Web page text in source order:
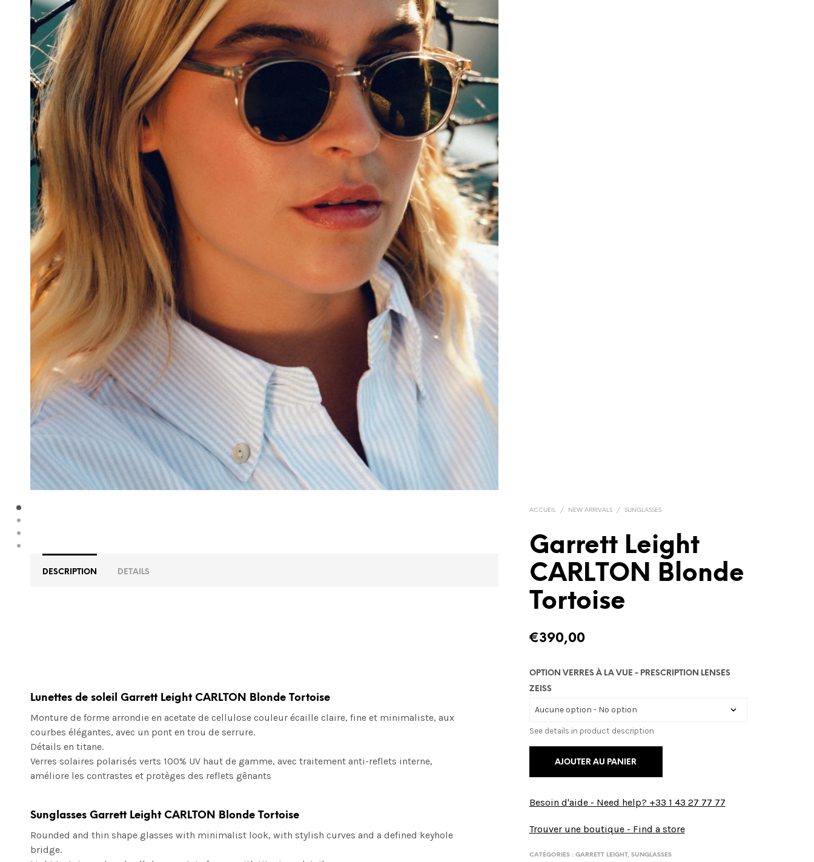
ACCUEIL / NEW ARRIVALS / SUNGLASSES
Garrett Leight
CARLTON Blonde
Tortoise
€390,00
OPTION VERRES À LA VUE - PRESCRIPTION LENSES
ZEISS
See details in product description
AJOUTER AU PANIER
Besoin d'aide - Need help? +33 1 43 27 77 77
Trouver une boutique - Find a store
CATÉGORIES : GARRETT LEIGHT, SUNGLASSES
DESCRIPTION DETAILS
Lunettes de soleil Garrett Leight CARLTON Blonde Tortoise
Monture de forme arrondie en acetate de cellulose couleur écaille claire, fine et minimaliste, aux
courbes élégantes, avec un pont en trou de serrure.
Détails en titane.
Verres solaires polarisés verts 100% UV haut de gamme, avec traitement anti-reflets interne,
améliore les contrastes et protèges des reflets gênants
Sunglasses Garrett Leight CARLTON Blonde Tortoise
Rounded and thin shape glasses with minimalist look, with stylish curves and a defined keyhole
bridge.